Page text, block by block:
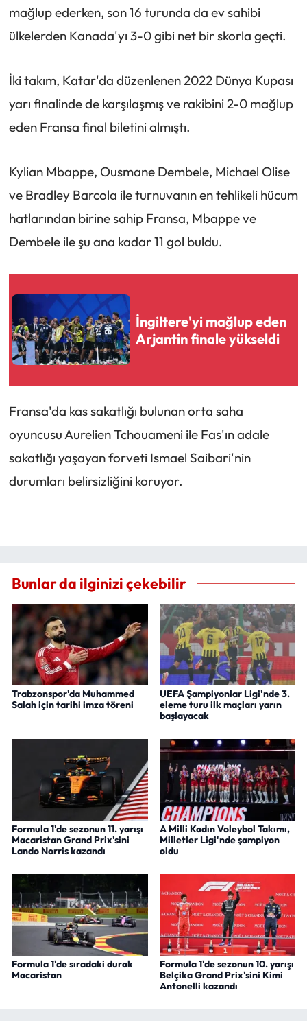
mağlup ederken, son 16 turunda da ev sahibi
ülkelerden Kanada'yı 3-0 gibi net bir skorla geçti.
İki takım, Katar'da düzenlenen 2022 Dünya Kupası
yarı finalinde de karşılaşmış ve rakibini 2-0 mağlup
eden Fransa final biletini almıştı.
Kylian Mbappe, Ousmane Dembele, Michael Olise
ve Bradley Barcola ile turnuvanın en tehlikeli hücum
hatlarından birine sahip Fransa, Mbappe ve
Dembele ile şu ana kadar 11 gol buldu.
İngiltere'yi mağlup eden
Arjantin finale yükseldi
Fransa'da kas sakatlığı bulunan orta saha
oyuncusu Aurelien Tchouameni ile Fas'ın adale
sakatlığı yaşayan forveti Ismael Saibari'nin
durumları belirsizliğini koruyor.
Bunlar da ilginizi çekebilir
Trabzonspor'da Muhammed
Salah için tarihi imza töreni
UEFA Şampiyonlar Ligi'nde 3.
eleme turu ilk maçları yarın
başlayacak
Formula 1'de sezonun 11. yarışı
Macaristan Grand Prix'sini
Lando Norris kazandı
A Milli Kadın Voleybol Takımı,
Milletler Ligi'nde şampiyon
oldu
Formula 1'de sıradaki durak
Macaristan
Formula 1'de sezonun 10. yarışı
Belçika Grand Prix'sini Kimi
Antonelli kazandı